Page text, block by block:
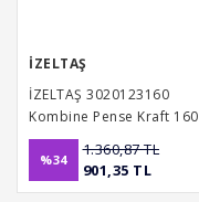
İZELTAŞ
İZELTAŞ 3020123160
Kombine Pense Kraft 160
mm
%34
1.360,87 TL
901,35 TL